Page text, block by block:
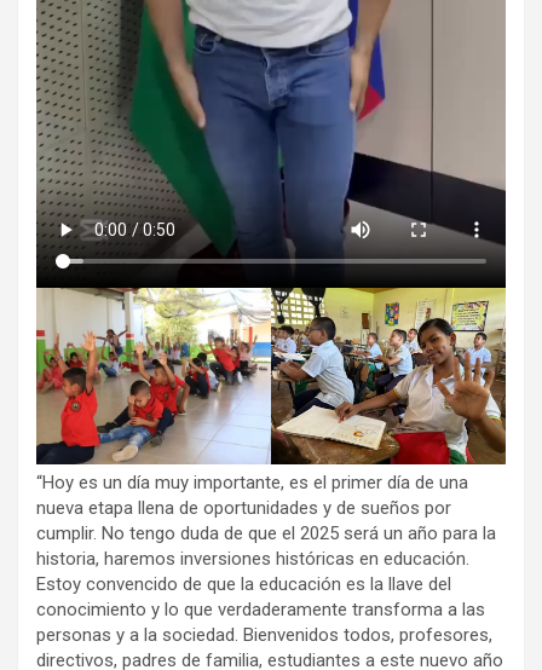
“Hoy es un día muy importante, es el primer día de una
nueva etapa llena de oportunidades y de sueños por
cumplir. No tengo duda de que el 2025 será un año para la
historia, haremos inversiones históricas en educación.
Estoy convencido de que la educación es la llave del
conocimiento y lo que verdaderamente transforma a las
personas y a la sociedad. Bienvenidos todos, profesores,
directivos, padres de familia, estudiantes a este nuevo año